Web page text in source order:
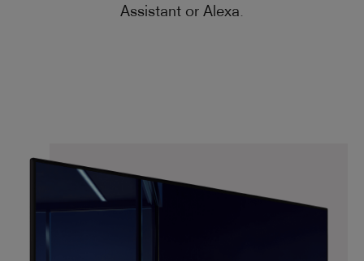
Assistant or Alexa.